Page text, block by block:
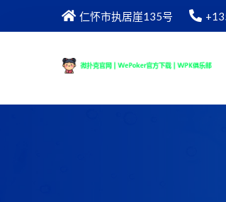
仁怀市执居崖135号